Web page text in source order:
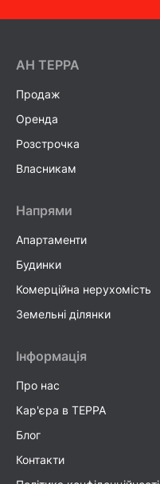
AH ТEPPA
Продаж
Оренда
Розстрочка
Власникам
Напрями
Апартаменти
Будинки
Комерційна нерухомість
Земельні ділянки
Інформація
Про нас
Кар'єра в TEPPA
Блог
Контакти